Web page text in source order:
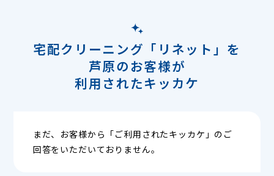
宅配クリーニング「リネット」を
芦原のお客様が
利用されたキッカケ
まだ、お客様から「ご利用されたキッカケ」のご
回答をいただいておりません。